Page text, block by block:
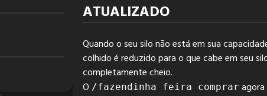
ATUALIZADO
Quando o seu silo não está em sua
colhido é reduzido para o que cabe em seu
completamente cheio.
O /fazendinha feira comprar